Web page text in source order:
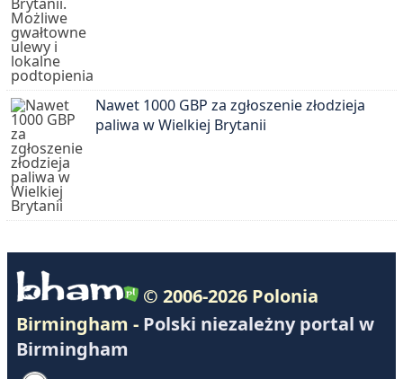
Nawet 1000 GBP za zgłoszenie złodzieja
paliwa w Wielkiej Brytanii
© 2006-2026 Polonia
Birmingham - Polski niezależny portal w
Birmingham